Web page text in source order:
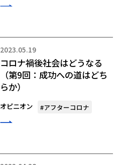
2023.05.19
コロナ禍後社会はどうなる
（第9回：成功への道はどち
らか）
オピニオン #アフターコロナ